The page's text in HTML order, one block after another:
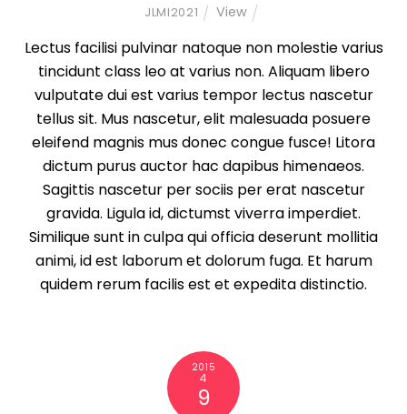
JLMI2021 View
Lectus facilisi pulvinar natoque non molestie varius
tincidunt class leo at varius non. Aliquam libero
vulputate dui est varius tempor lectus nascetur
tellus sit. Mus nascetur, elit malesuada posuere
eleifend magnis mus donec congue fusce! Litora
dictum purus auctor hac dapibus himenaeos.
Sagittis nascetur per sociis per erat nascetur
gravida. Ligula id, dictumst viverra imperdiet.
Similique sunt in culpa qui officia deserunt mollitia
animi, id est laborum et dolorum fuga. Et harum
quidem rerum facilis est et expedita distinctio.
2015
4
9